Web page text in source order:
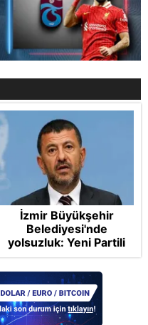
İzmir Büyükşehir
Belediyesi'nde
yolsuzluk: Yeni Partili
Veli Ağbaba'nın ağabeyi
Hür Ağbaba gözaltına
alındı